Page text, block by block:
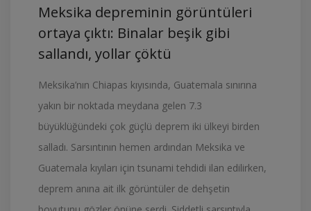
Meksika depreminin görüntüleri
ortaya çıktı: Binalar beşik gibi
sallandı, yollar çöktü
Meksika’nın Chiapas kıyısında, Guatemala sınırına
yakın bir noktada meydana gelen 7.3
büyüklüğündeki çok güçlü deprem iki ülkeyi birden
salladı. Sarsıntının hemen ardından Meksika ve
Guatemala kıyıları için tsunami tehdidi ilan edilirken,
deprem anına ait ilk görüntüler de dehşetin